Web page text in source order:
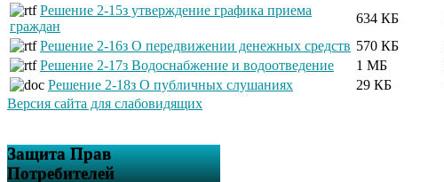
Решение 2-15з утверждение графика приема
граждан
634 КБ
Решение 2-16з О передвижении денежных средств 570 КБ
Решение 2-17з Водоснабжение и водоотведение
1 МБ
Решение 2-18з О публичных слушаниях
29 КБ
Версия сайта для слабовидящих
Защита Прав
Потребителей